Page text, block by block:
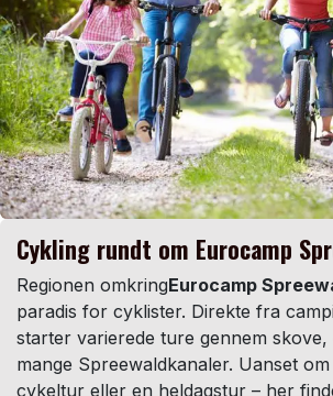
Cykling rundt om Eurocamp
Regionen omkringEurocamp
paradis for cyklister. Direkte fra
starter varierede ture gennem skove,
mange Spreewaldkanaler. Uanset
cykeltur eller en heldagstur – her